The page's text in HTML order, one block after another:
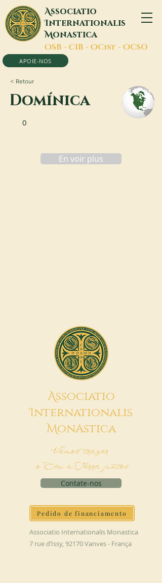
Associatio
Internationalis
Monastica
OSB - CIB - OCist - OCSO
APOIE-NOS
< Retour
Domínica
0
En voir plus
Associatio
Internationalis
MonAstica
Vamos trazer
o Céu à Terra juntos
Contate-nos
Pedido de financiamento
Associatio Internationalis Monastica
7 rue d’Issy, 92170 Vanves - França